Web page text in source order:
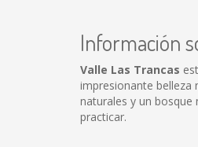
Información
Valle Las Trancas
impresionante belleza
naturales y un bosque
practicar.